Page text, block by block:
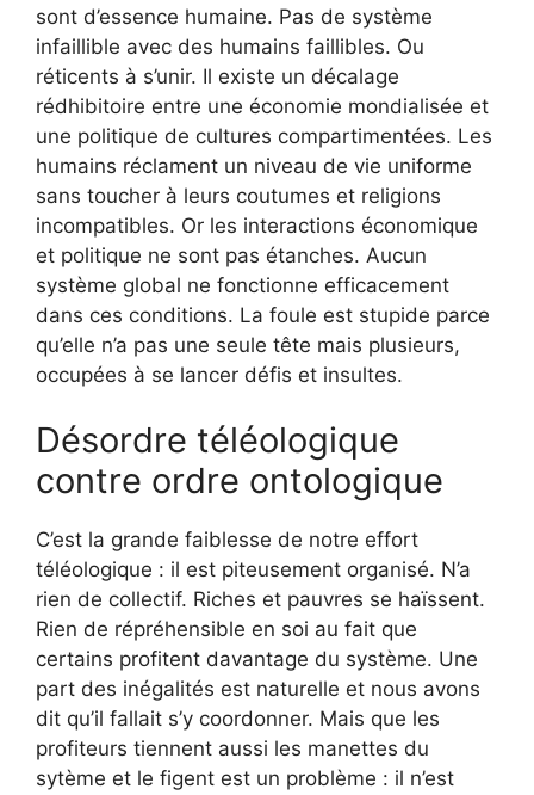
sont d’essence humaine. Pas de système
infaillible avec des humains faillibles. Ou
réticents à s’unir. Il existe un décalage
rédhibitoire entre une économie mondialisée et
une politique de cultures compartimentées. Les
humains réclament un niveau de vie uniforme
sans toucher à leurs coutumes et religions
incompatibles. Or les interactions économique
et politique ne sont pas étanches. Aucun
système global ne fonctionne efficacement
dans ces conditions. La foule est stupide parce
qu’elle n’a pas une seule tête mais plusieurs,
occupées à se lancer défis et insultes.
Désordre téléologique
contre ordre ontologique
C’est la grande faiblesse de notre effort
téléologique : il est piteusement organisé. N’a
rien de collectif. Riches et pauvres se haïssent.
Rien de répréhensible en soi au fait que
certains profitent davantage du système. Une
part des inégalités est naturelle et nous avons
dit qu’il fallait s’y coordonner. Mais que les
profiteurs tiennent aussi les manettes du
sytème et le figent est un problème : il n’est